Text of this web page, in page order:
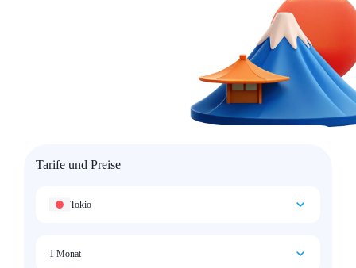
Tarife und Preise
Tokio
1 Monat